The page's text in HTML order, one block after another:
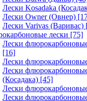
Лески Kosadaka
Лески Owner (Овнер)
Лески Varivas (Варивас)
лески [75]
Лески
[16]
Лески
Лески
(Косадака) [45]
Лески
Лески